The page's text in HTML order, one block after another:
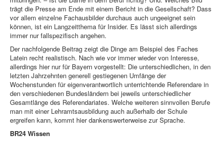
trägt die Presse am Ende mit einem Bericht in die Gesellschaft? Dass
vor allem einzelne Fachausbilder durchaus auch ungeeignet sein
können, ist ein Langzeitthema für Insider. Es lässt sich allerdings
immer nur fallspezifisch angehen.
Der nachfolgende Beitrag zeigt die Dinge am Beispiel des Faches
Latein recht realistisch. Nach wie vor immer wieder von Interesse,
allerdings hier nur für Bayern vorgestellt: Die unterschiedlichen, in den
letzten Jahrzehnten generell gestiegenen Umfänge der
Wochenstunden für eigenverantwortlich unterrichtende Referendare in
den verschiedenen Bundesländern bei jeweils unterschiedlicher
Gesamtlänge des Referendariates. Welche weiteren sinnvollen Berufe
man mit einer Lehramtsausbildung auch außerhalb der Schule
ergreifen kann, kommt hier dankenswerterweise zur Sprache.
BR24 Wissen